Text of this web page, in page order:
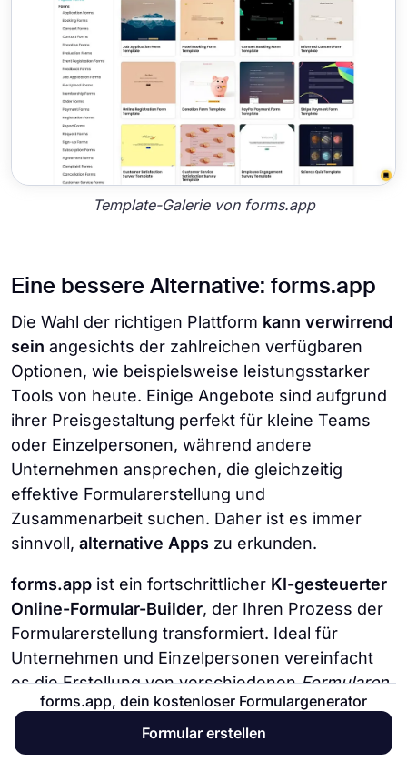
Template-Galerie von forms.app
Eine bessere Alternative: forms.app
Die Wahl der richtigen Plattform kann verwirrend
sein angesichts der zahlreichen verfügbaren
Optionen, wie beispielsweise leistungsstarker
Tools von heute. Einige Angebote sind aufgrund
ihrer Preisgestaltung perfekt für kleine Teams
oder Einzelpersonen, während andere
Unternehmen ansprechen, die gleichzeitig
effektive Formularerstellung und
Zusammenarbeit suchen. Daher ist es immer
sinnvoll, alternative Apps zu erkunden.
forms.app ist ein fortschrittlicher KI-gesteuerter
Online-Formular-Builder, der Ihren Prozess der
Formularerstellung transformiert. Ideal für
Unternehmen und Einzelpersonen vereinfacht
es die Erstellung von verschiedenenFormularen,
UmfragenundQuizzen.Mit forms.app wird das
Sammeln wertvoller Informationen und die
Durchführung von Datenanalysen mühelos.
forms.app, dein kostenloser Formulargenerator
Formular erstellen